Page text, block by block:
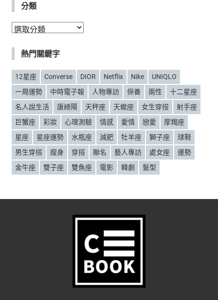
分類
分
熱門關鍵字
12星座 Converse DIOR Netflix Nike
UNIQLO
一周運勢
中時電子報 人物專訪 保養 兩性
十二星座
名人說生活
唐綺陽 天秤座 天蠍座 女生穿搭
射手座
巨蟹座
彩妝 心理測驗 情感 愛情 戀愛
摩羯座
星座
星座運勢 水瓶座 減肥 牡羊座 獅子座
球鞋
男生穿搭
瘦身 穿搭 聯名 藝人專訪 處女座
運勢
金牛座
雙子座 雙魚座 電影 韓劇 髮型